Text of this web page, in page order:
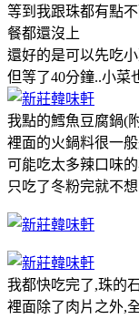
等到我跟珠都有點
餐都還沒上
還好的是可以先吃
但等了40分鐘..小菜
我點的鱈魚豆腐鍋(
裡面的火鍋料很一
可能吃太多辣口味
只吃了冬粉完就不
我都快吃完了,珠的
裡面除了肉片之外,